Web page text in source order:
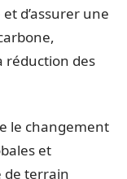
d’assurer une
réduction des
le changement
et
de terrain